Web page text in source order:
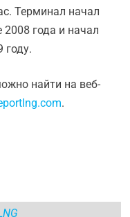
Терминал начал
года и начал
году.
найти на веб-
.